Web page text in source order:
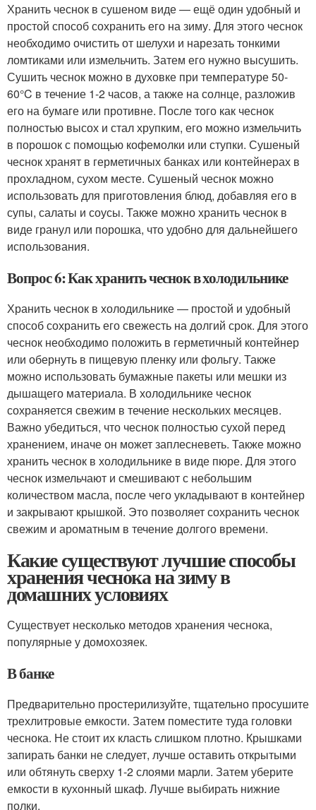
Хранить чеснок в сушеном виде — ещё один удобный и
простой способ сохранить его на зиму. Для этого чеснок
необходимо очистить от шелухи и нарезать тонкими
ломтиками или измельчить. Затем его нужно высушить.
Сушить чеснок можно в духовке при температуре 50-
60°C в течение 1-2 часов, а также на солнце, разложив
его на бумаге или противне. После того как чеснок
полностью высох и стал хрупким, его можно измельчить
в порошок с помощью кофемолки или ступки. Сушеный
чеснок хранят в герметичных банках или контейнерах в
прохладном, сухом месте. Сушеный чеснок можно
использовать для приготовления блюд, добавляя его в
супы, салаты и соусы. Также можно хранить чеснок в
виде гранул или порошка, что удобно для дальнейшего
использования.
Вопрос 6: Как хранить чеснок в холодильнике
Хранить чеснок в холодильнике — простой и удобный
способ сохранить его свежесть на долгий срок. Для этого
чеснок необходимо положить в герметичный контейнер
или обернуть в пищевую пленку или фольгу. Также
можно использовать бумажные пакеты или мешки из
дышащего материала. В холодильнике чеснок
сохраняется свежим в течение нескольких месяцев.
Важно убедиться, что чеснок полностью сухой перед
хранением, иначе он может заплесневеть. Также можно
хранить чеснок в холодильнике в виде пюре. Для этого
чеснок измельчают и смешивают с небольшим
количеством масла, после чего укладывают в контейнер
и закрывают крышкой. Это позволяет сохранить чеснок
свежим и ароматным в течение долгого времени.
Какие существуют лучшие способы
хранения чеснока на зиму в
домашних условиях
Существует несколько методов хранения чеснока,
популярные у домохозяек.
В банке
Предварительно простерилизуйте, тщательно просушите
трехлитровые емкости. Затем поместите туда головки
чеснока. Не стоит их класть слишком плотно. Крышками
запирать банки не следует, лучше оставить открытыми
или обтянуть сверху 1-2 слоями марли. Затем уберите
емкости в кухонный шкаф. Лучше выбирать нижние
полки.